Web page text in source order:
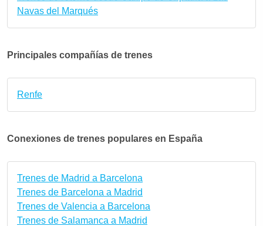
Navas del Marqués
Principales compañías de trenes
Renfe
Conexiones de trenes populares en España
Trenes de Madrid a Barcelona
Trenes de Barcelona a Madrid
Trenes de Valencia a Barcelona
Trenes de Salamanca a Madrid